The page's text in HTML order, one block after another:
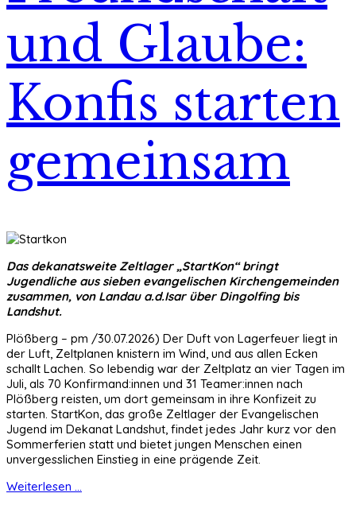
und Glaube:
Konfis starten
gemeinsam
Das dekanatsweite Zeltlager „StartKon“ bringt
Jugendliche aus sieben evangelischen Kirchengemeinden
zusammen, von Landau a.d.Isar über Dingolfing bis
Landshut.
Plößberg – pm /30.07.2026) Der Duft von Lagerfeuer liegt in
der Luft, Zeltplanen knistern im Wind, und aus allen Ecken
schallt Lachen. So lebendig war der Zeltplatz an vier Tagen im
Juli, als 70 Konfirmand:innen und 31 Teamer:innen nach
Plößberg reisten, um dort gemeinsam in ihre Konfizeit zu
starten. StartKon, das große Zeltlager der Evangelischen
Jugend im Dekanat Landshut, findet jedes Jahr kurz vor den
Sommerferien statt und bietet jungen Menschen einen
unvergesslichen Einstieg in eine prägende Zeit.
Weiterlesen ...